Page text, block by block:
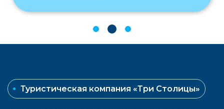
Туристическая компания «Три Столицы»